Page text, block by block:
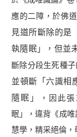
應的二障，於佛
見道所斷除的是
執隨眠」，但並
斷除分段生死種子
並頓斷「六識相
隨眠」
，因此
眠」，違背《成
慧學，精采絕倫，